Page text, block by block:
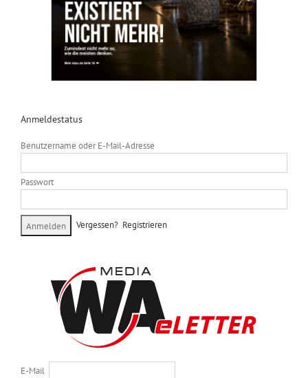
Anmeldestatus
Benutzername oder E-Mail-Adresse
Passwort
Vergessen? Registrieren
E-Mail